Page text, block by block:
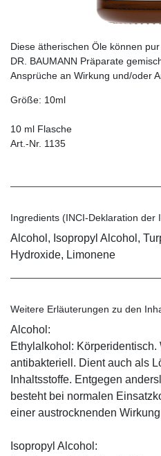
Diese ätherischen Öle können
DR. BAUMANN Präparate
Ansprüche an Wirkung und/oder
Größe: 10ml
10 ml Flasche
Art.-Nr. 1135
Ingredients (INCI-Deklaration der
Alcohol, Isopropyl Alcohol,
Hydroxide, Limonene
Weitere Erläuterungen zu den
Alcohol:
Ethylalkohol: Körperidentisch.
antibakteriell. Dient auch als
Inhaltsstoffe. Entgegen
besteht bei normalen
einer austrocknenden
Isopropyl Alcohol: